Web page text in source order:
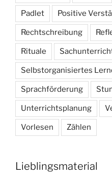
Padlet Positive
Rechtschreibung
Rituale
Selbstorganisiertes
Sprachförderung
Unterrichtsplanung
Vorlesen Zählen
Lieblingsmaterial